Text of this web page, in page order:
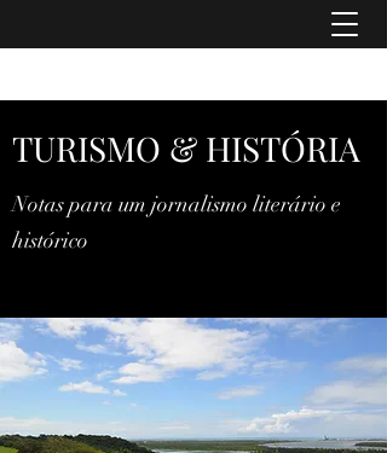
TURISMO & HISTÓRIA
Notas para um jornalismo literário e
histórico